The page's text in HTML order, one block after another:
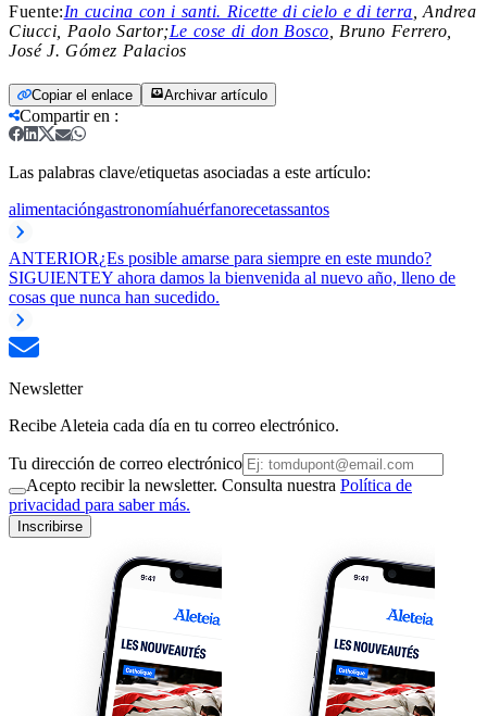
Fuente:In cucina con i santi. Ricette di cielo e di terra , Andrea
Ciucci, Paolo Sartor;Le cose di don Bosco , Bruno Ferrero,‎
José J. Gómez Palacios
Copiar el enlace Archivar artículo
Compartir en :
Las palabras clave/etiquetas asociadas a este artículo:
alimentacióngastronomíahuérfanorecetassantos
ANTERIOR¿Es posible amarse para siempre en este mundo?
SIGUIENTEY ahora damos la bienvenida al nuevo año, lleno de
cosas que nunca han sucedido.
Newsletter
Recibe Aleteia cada día en tu correo electrónico.
Tu dirección de correo electrónico
Acepto recibir la newsletter. Consulta nuestra Política de
privacidad para saber más.
Inscribirse